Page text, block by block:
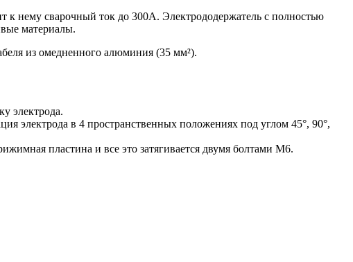
к нему сварочный ток до 300А. Электрододержатель с полностью
материалы.
из омедненного алюминия (35 мм²).
электрода.
электрода в 4 пространственных положениях под углом 45°, 90°,
пластина и все это затягивается двумя болтами М6.